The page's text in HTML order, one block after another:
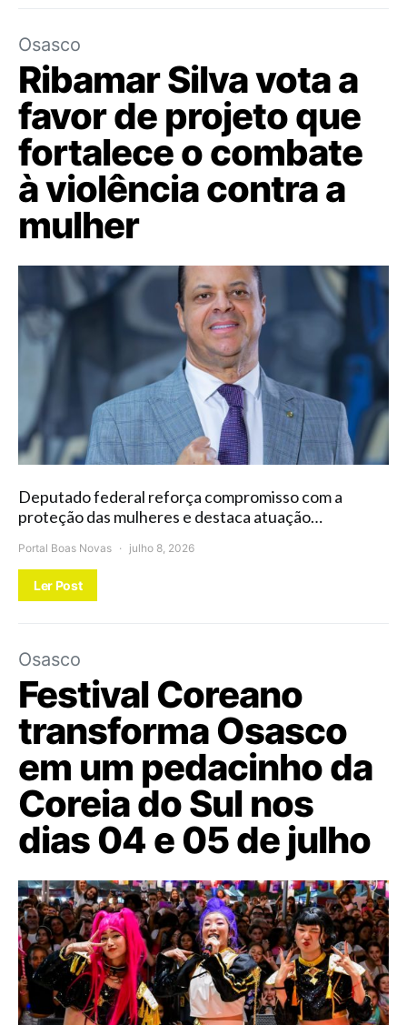
Osasco
Ribamar Silva vota a
favor de projeto que
fortalece o combate
à violência contra a
mulher
Deputado federal reforça compromisso com a
proteção das mulheres e destaca atuação…
Portal Boas Novas julho 8, 2026
Ler Post
Osasco
Festival Coreano
transforma Osasco
em um pedacinho da
Coreia do Sul nos
dias 04 e 05 de julho